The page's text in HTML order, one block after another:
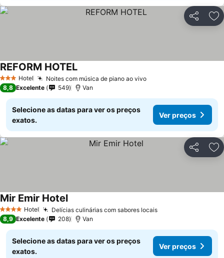
Partilhar
3 EstrelasHotel Noites com música de piano ao vivoVer preços
REFORM HOTELVer preços
8,8 Excelente 549 Van
Selecione as datas para ver os preços
exatos.
Ver preços
Partilhar
4 EstrelasHotel Delícias culinárias com sabores locaisVer preços
Mir Emir HotelVer preços
8,9 Excelente 208 Van
Selecione as datas para ver os preços
exatos.
Ver preços